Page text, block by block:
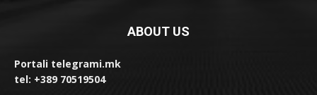
ABOUT US
Portali telegrami.mk
tel: +389 70519504